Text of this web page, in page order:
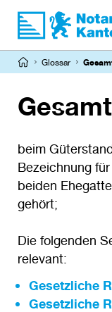
Direkt
zum
Glossar
beim
Bezeichnung
beiden
gehört;
Die folgenden
relevant:
Gesetzliche
Gesetzliche